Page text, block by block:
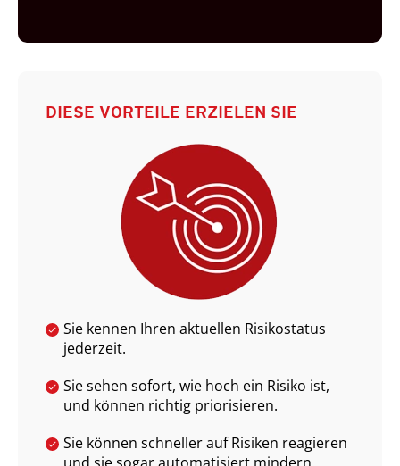
DIESE VORTEILE ERZIELEN SIE
Sie kennen Ihren aktuellen Risikostatus
jederzeit.
Sie sehen sofort, wie hoch ein Risiko ist,
und können richtig priorisieren.
Sie können schneller auf Risiken reagieren